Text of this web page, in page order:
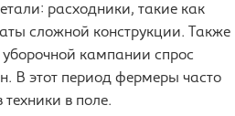
расходники, такие как
сложной конструкции. Также
уборочной кампании спрос
В этот период фермеры часто
в поле.